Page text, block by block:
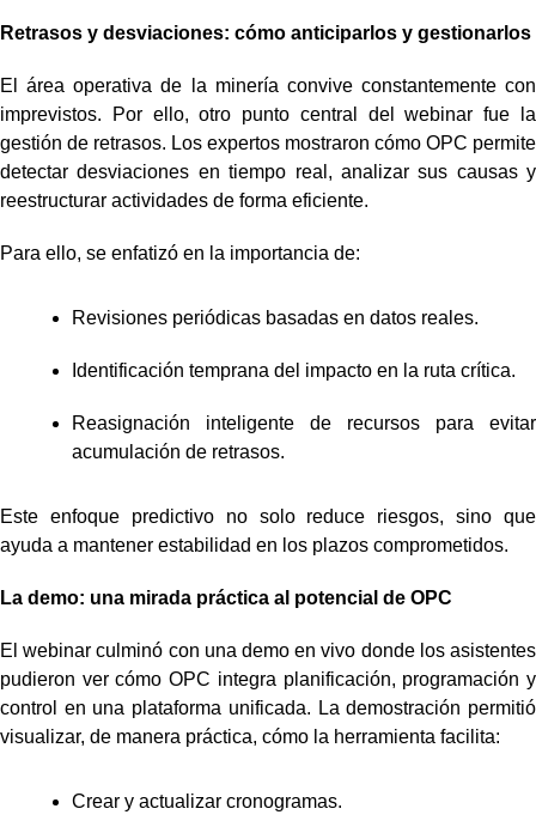
Retrasos y desviaciones: cómo anticiparlos y gestionarlos
El área operativa de la minería convive constantemente con
imprevistos. Por ello, otro punto central del webinar fue la
gestión de retrasos. Los expertos mostraron cómo OPC permite
detectar desviaciones en tiempo real, analizar sus causas y
reestructurar actividades de forma eficiente.
Para ello, se enfatizó en la importancia de:
Revisiones periódicas basadas en datos reales.
Identificación temprana del impacto en la ruta crítica.
Reasignación inteligente de recursos para evitar
acumulación de retrasos.
Este enfoque predictivo no solo reduce riesgos, sino que
ayuda a mantener estabilidad en los plazos comprometidos.
La demo: una mirada práctica al potencial de OPC
El webinar culminó con una demo en vivo donde los asistentes
pudieron ver cómo OPC integra planificación, programación y
control en una plataforma unificada. La demostración permitió
visualizar, de manera práctica, cómo la herramienta facilita:
Crear y actualizar cronogramas.